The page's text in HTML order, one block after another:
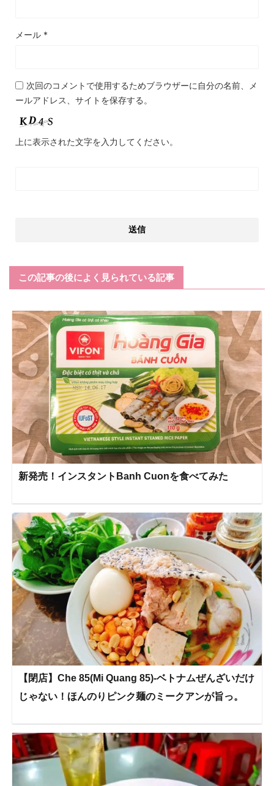
メール *
次回のコメントで使用するためブラウザーに自分の名前、メ
ールアドレス、サイトを保存する。
上に表示された文字を入力してください。
この記事の後によく見られている記事
新発売！インスタントBanh Cuonを食べてみた
【閉店】Che 85(Mi Quang 85)-ベトナムぜんざいだけ
じゃない！ほんのりピンク麺のミークアンが旨っ。